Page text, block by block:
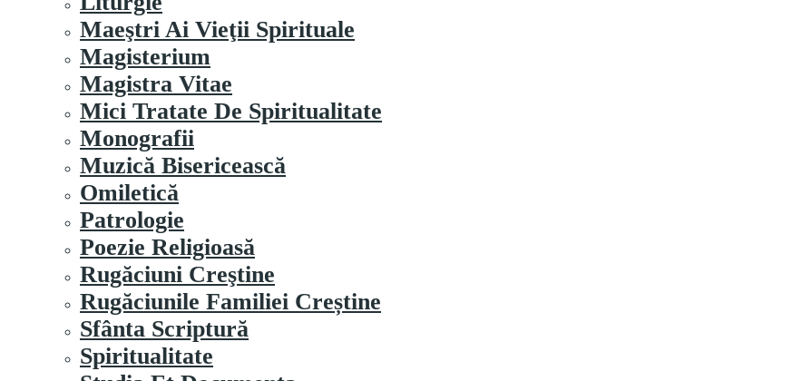
Maeştri Ai Vieţii Spirituale
Magisterium
Magistra Vitae
Mici Tratate De Spiritualitate
Monografii
Muzică Bisericească
Omiletică
Patrologie
Poezie Religioasă
Rugăciuni Creştine
Rugăciunile Familiei Creștine
Sfânta Scriptură
Spiritualitate